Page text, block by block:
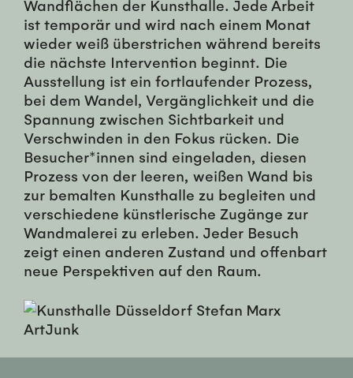
Wandflächen der Kunsthalle. Jede Arbeit
ist temporär und wird nach einem Monat
wieder weiß überstrichen während bereits
die nächste Intervention beginnt. Die
Ausstellung ist ein fortlaufender Prozess,
bei dem Wandel, Vergänglichkeit und die
Spannung zwischen Sichtbarkeit und
Verschwinden in den Fokus rücken. Die
Besucher*innen sind eingeladen, diesen
Prozess von der leeren, weißen Wand bis
zur bemalten Kunsthalle zu begleiten und
verschiedene künstlerische Zugänge zur
Wandmalerei zu erleben. Jeder Besuch
zeigt einen anderen Zustand und offenbart
neue Perspektiven auf den Raum.